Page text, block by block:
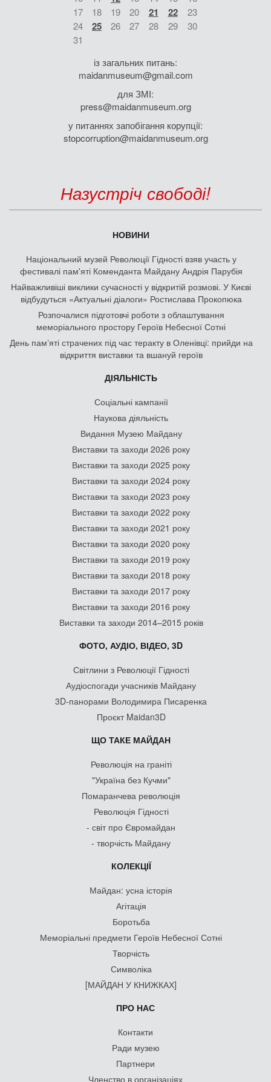
17
18 19 20 21 22
23
24
25 26 27 28 29
30
31
із загальних питань:
maidanmuseum@gmail.com
для ЗМІ:
press@maidanmuseum.org
у питаннях запобігання корупції:
stopcorruption@maidanmuseum.org
Назустріч свободі!
НОВИНИ
Національний музей Революції Гідності взяв участь у
фестивалі пам'яті Коменданта Майдану Андрія Парубія
Найважливіші виклики сучасності у відкритій розмові. У Києві
відбудуться «Актуальні діалоги» Ростислава Прокопюка
Розпочалися підготовчі роботи з облаштування
меморіального простору Героїв Небесної Сотні
День памʼяті страчених під час теракту в Оленівці: прийди на
відкриття виставки та вшануй героїв
ДІЯЛЬНІСТЬ
Соціальні кампанії
Наукова діяльність
Видання Музею Майдану
Виставки та заходи 2026 року
Виставки та заходи 2025 року
Виставки та заходи 2024 року
Виставки та заходи 2023 року
Виставки та заходи 2022 року
Виставки та заходи 2021 року
Виставки та заходи 2020 року
Виставки та заходи 2019 року
Виставки та заходи 2018 року
Виставки та заходи 2017 року
Виставки та заходи 2016 року
Виставки та заходи 2014–2015 років
ФОТО, АУДІО, ВІДЕО, 3D
Світлини з Революції Гідності
Аудіоспогади учасників Майдану
3D-панорами Володимира Писаренка
Проєкт Maidan3D
ЩО ТАКЕ МАЙДАН
Революція на граніті
"Україна без Кучми"
Помаранчева революція
Революція Гідності
- світ про Євромайдан
- творчість Майдану
КОЛЕКЦІЇ
Майдан: усна історія
Агітація
Боротьба
Меморіальні предмети Героїв Небесної Сотні
Творчість
Символіка
[МАЙДАН У КНИЖКАХ]
ПРО НАС
Контакти
Ради музею
Партнери
Членство в організаціях